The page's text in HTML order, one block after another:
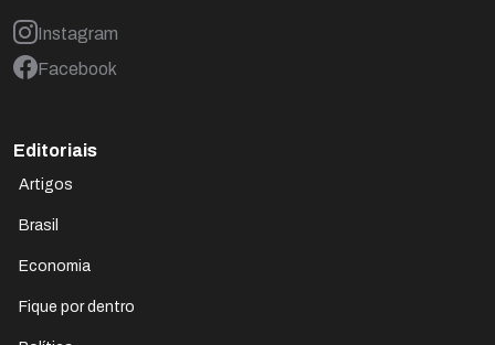
Instagram
Facebook
Editoriais
Artigos
Brasil
Economia
Fique por dentro